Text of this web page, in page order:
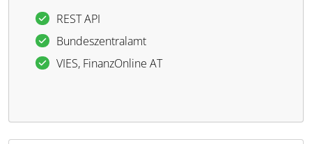
REST API
Bundeszentralamt
VIES, FinanzOnline AT